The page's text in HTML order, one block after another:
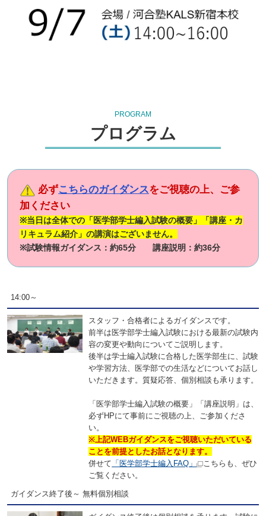
PROGRAM
プログラム
必ずこちらのガイダンスをご視聴の上、ご参
加ください
※当日は全体での「医学部学士編入試験の概要」「講座・カ
リキュラム紹介」の講演はございません。
※試験情報ガイダンス：約65分 講座説明：約36分
14:00～
スタッフ・合格者によるガイダンスです。
前半は医学部学士編入試験における最新の試験内
容の変更や動向についてご説明します。
後半は学士編入試験に合格した医学部生に、試験
や学習方法、医学部での生活などについてお話し
いただきます。質疑応答、個別相談も承ります。
「医学部学士編入試験の概要」「講座説明」は、
必ずHPにて事前にご視聴の上、ご参加くださ
い。
※上記WEBガイダンスをご視聴いただいている
ことを前提としたお話となります。
併せて 「医学部学士編入FAQ」
こちらも、ぜひ
ご覧ください。
ガイダンス終了後～ 無料個別相談